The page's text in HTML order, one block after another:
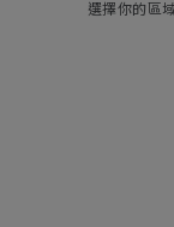
選擇你的區